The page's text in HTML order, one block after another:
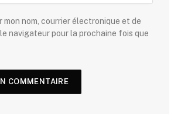
mon nom, courrier électronique et de
navigateur pour la prochaine fois que